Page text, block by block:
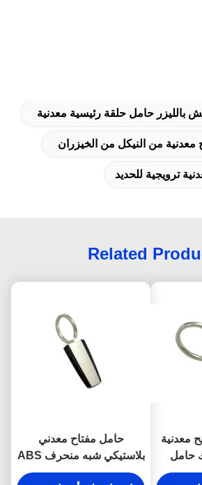
بالليزر حامل حلقة رئيسية معدنية
من النيكل من الخيزران
ترويجية للحديد
Related
معدنية
حامل
للصدأ
حامل مفتاح معدني
بلاستيكي شبه منحرف ABS
مطلي بالفضة